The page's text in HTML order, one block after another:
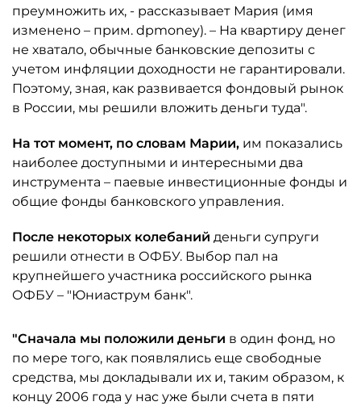
преумножить их, - рассказывает Мария (имя
изменено – прим. dpmoney). – На квартиру денег
не хватало, обычные банковские депозиты с
учетом инфляции доходности не гарантировали.
Поэтому, зная, как развивается фондовый рынок
в России, мы решили вложить деньги туда".
На тот момент, по словам Марии, им показались
наиболее доступными и интересными два
инструмента – паевые инвестиционные фонды и
общие фонды банковского управления.
После некоторых колебаний деньги супруги
решили отнести в ОФБУ. Выбор пал на
крупнейшего участника российского рынка
ОФБУ – "Юниаструм банк".
"Сначала мы положили деньги в один фонд, но
по мере того, как появлялись еще свободные
средства, мы докладывали их и, таким образом, к
концу 2006 года у нас уже были счета в пяти